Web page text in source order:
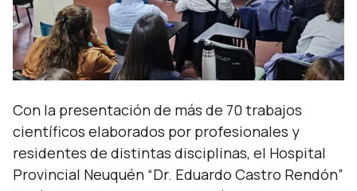
Con la presentación de más de 70 trabajos
científicos elaborados por profesionales y
residentes de distintas disciplinas, el Hospital
Provincial Neuquén “Dr. Eduardo Castro Rendón”